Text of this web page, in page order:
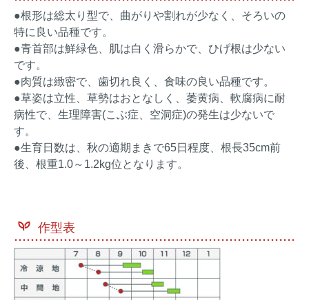
●根形は総太り型で、曲がりや割れが少なく、そろいの
特に良い品種です。
●青首部は鮮緑色、肌は白く滑らかで、ひげ根は少ない
です。
●肉質は緻密で、歯切れ良く、食味の良い品種です。
●草姿は立性、草勢はおとなしく、萎黄病、軟腐病に耐
病性で、生理障害(こぶ症、空洞症)の発生は少ないで
す。
●生育日数は、秋の適期まきで65日程度、根長35cm前
後、根重1.0～1.2kg位となります。
作型表